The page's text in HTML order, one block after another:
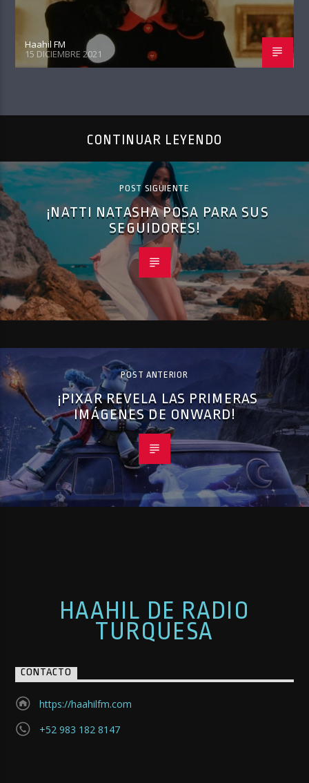
Haahil FM
15 DICIEMBRE 2021
CONTINUAR LEYENDO
POST SIGUIENTE
¡NATTI NATASHA POSA PARA SUS
SEGUIDORES!
POST ANTERIOR
¡PIXAR REVELA LAS PRIMERAS
IMÁGENES DE ONWARD!
HAAHIL DE RADIO
TURQUESA
CONTACTO
https://haahilfm.com
+52 983 182 8147